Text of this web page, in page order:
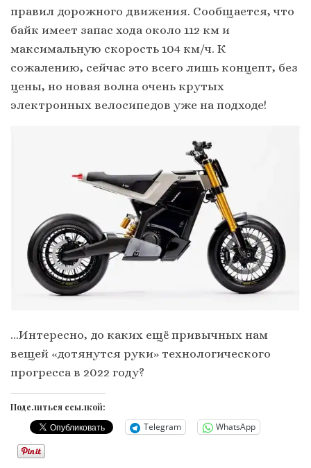
правил дорожного движения. Сообщается, что
байк имеет запас хода около 112 км и
максимальную скорость 104 км/ч. К
сожалению, сейчас это всего лишь концепт, без
цены, но новая волна очень крутых
электронных велосипедов уже на подходе!
…Интересно, до каких ещё привычных нам
вещей «дотянутся руки» технологического
прогресса в 2022 году?
Поделиться ссылкой:
Telegram WhatsApp